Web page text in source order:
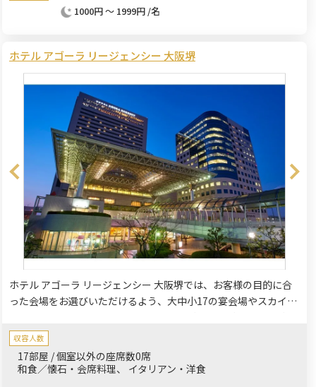
1000円 ～ 1999円 /名
ホテル アゴーラ リージェンシー 大阪堺
ホテル アゴーラ リージェンシー 大阪堺では、お客様の目的に合
った会場をお選びいただけるよう、大中小17の宴会場やスカイバ
族一同でのご宴会にもご利用いただけます。顔合わせ、長寿のお
祝いなどのお誕生日祝いなど、シーンに応じておもてなしいたし
ます。
収容人数
17部屋 / 個室以外の座席数0席
和食／懐石・会席料理
イタリアン・洋食